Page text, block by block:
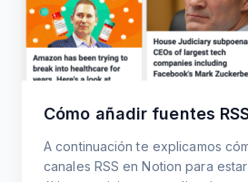
Cómo añadir fuentes
A continuación te explicamos
canales RSS en Notion para